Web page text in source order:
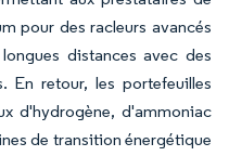
pour des racleurs avancés
distances avec des
En retour, les portefeuilles
d'hydrogène, d'ammoniac
de transition énergétique